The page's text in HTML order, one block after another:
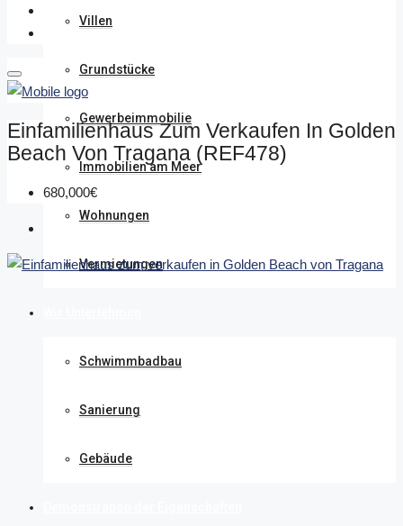
Villen
Grundstücke
Gewerbeimmobilie
Immobilien am Meer
Wohnungen
Vermietungen
Schwimmbadbau
Sanierung
Gebäude
Einfamilienhaus Zum Verkaufen In Golden
Beach Von Tragana (REF478)
680,000€